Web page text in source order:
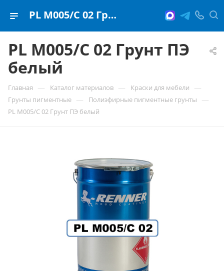
PL M005/C 02 Грунт ПЭ белый
PL M005/C 02 Грунт ПЭ
белый
Главная — Каталог материалов — Краски для мебели —
Грунты пигментные — Полиэфирные пигментные грунты —
PL M005/C 02 Грунт ПЭ белый